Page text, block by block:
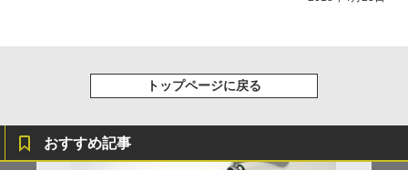
トップページに戻る
おすすめ記事